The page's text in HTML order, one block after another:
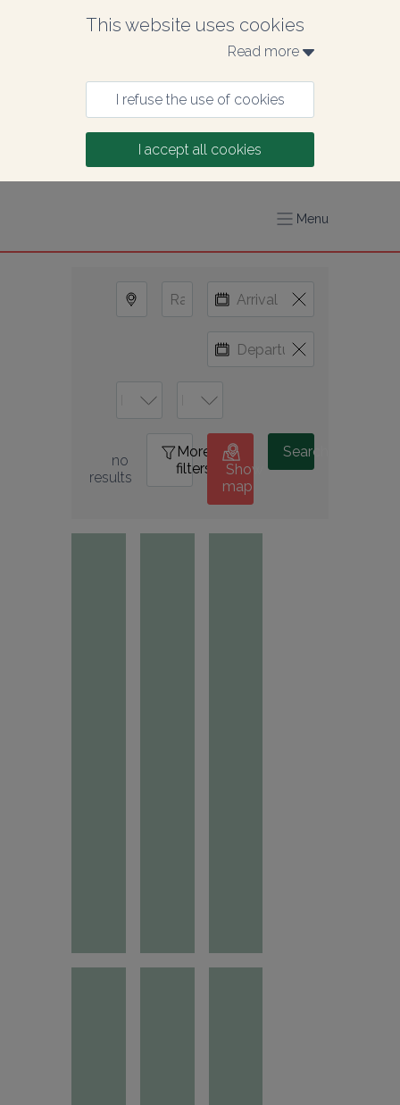
This website uses cookies
Read more
I refuse the use of cookies
I accept all cookies
Menu
no
results
More
filters
Show
map
Search